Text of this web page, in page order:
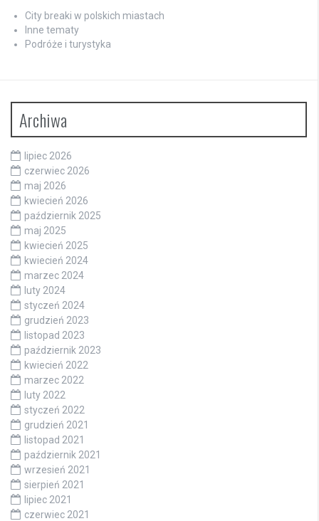
City breaki w polskich miastach
Inne tematy
Podróże i turystyka
Archiwa
lipiec 2026
czerwiec 2026
maj 2026
kwiecień 2026
październik 2025
maj 2025
kwiecień 2025
kwiecień 2024
marzec 2024
luty 2024
styczeń 2024
grudzień 2023
listopad 2023
październik 2023
kwiecień 2022
marzec 2022
luty 2022
styczeń 2022
grudzień 2021
listopad 2021
październik 2021
wrzesień 2021
sierpień 2021
lipiec 2021
czerwiec 2021